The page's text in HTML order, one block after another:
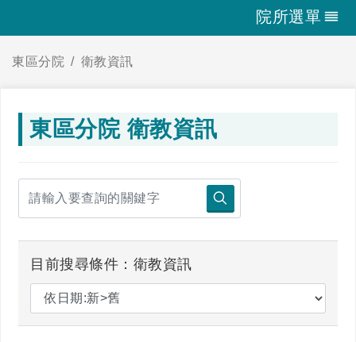
院所選單
東區分院 衛教資訊
東區分院 衛教資訊
目前搜尋條件：衛教資訊